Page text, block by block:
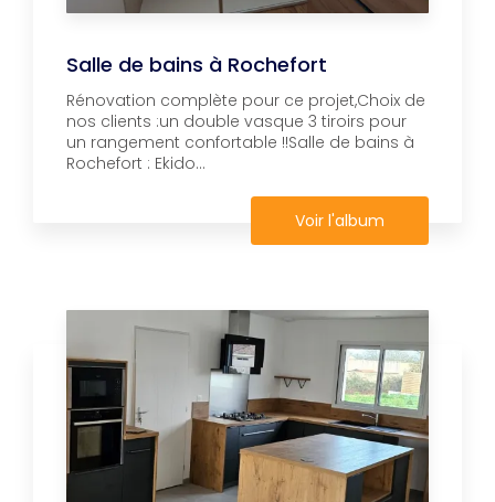
Salle de bains à Rochefort
Rénovation complète pour ce projet,Choix de
nos clients :un double vasque 3 tiroirs pour
un rangement confortable !!Salle de bains à
Rochefort : Ekido...
Voir l'album